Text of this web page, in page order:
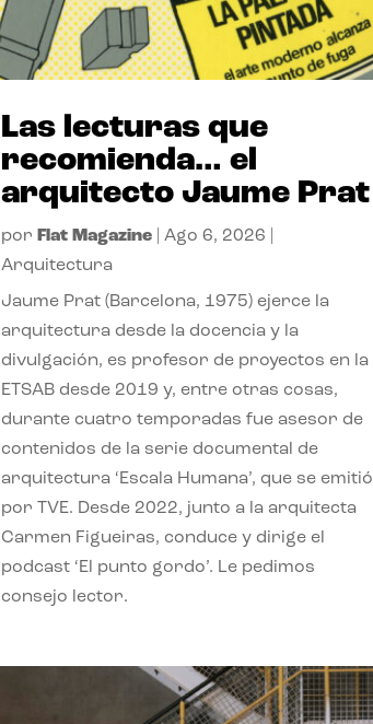
Las lecturas que
recomienda… el
arquitecto Jaume Prat
por Flat Magazine |Ago 6, 2026
Arquitectura
Jaume Prat (Barcelona, 1975) ejerce la
arquitectura desde la docencia y la
divulgación, es profesor de proyectos en la
ETSAB desde 2019 y, entre otras cosas,
durante cuatro temporadas fue asesor de
contenidos de la serie documental de
arquitectura ‘Escala Humana’, que se emitió
por TVE. Desde 2022, junto a la arquitecta
Carmen Figueiras, conduce y dirige el
podcast ‘El punto gordo’. Le pedimos
consejo lector.